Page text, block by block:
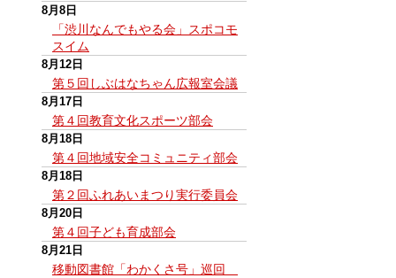
8月8日
「渋川なんでもやる会」スポコモ
スイム
8月12日
第５回しぶはなちゃん広報室会議
8月17日
第４回教育文化スポーツ部会
8月18日
第４回地域安全コミュニティ部会
8月18日
第２回ふれあいまつり実行委員会
8月20日
第４回子ども育成部会
8月21日
移動図書館「わかくさ号」巡回